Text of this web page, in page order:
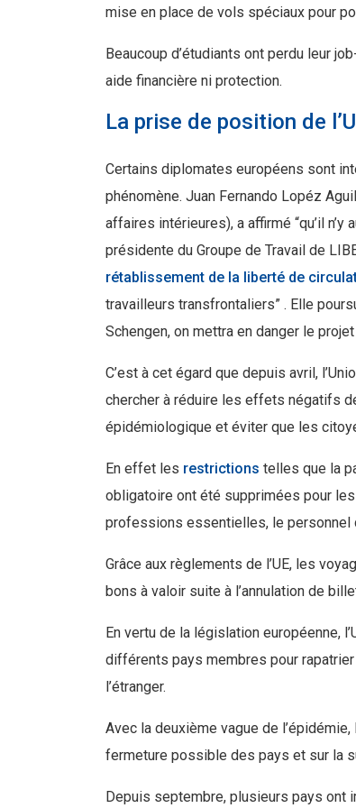
mise en place de vols spéciaux pour
Beaucoup d’étudiants ont perdu leur
aide financière ni protection.
La prise de position de
Certains diplomates européens sont
phénomène. Juan Fernando Lopéz
affaires intérieures), a affirmé “qu’il n’y
présidente du Groupe de Travail de
rétablissement de la liberté de
travailleurs transfrontaliers” . Elle
Schengen, on mettra en danger le projet
C’est à cet égard que depuis avril,
chercher à réduire les effets négatifs
épidémiologique et éviter que les
En effet les restrictions telles que la
obligatoire ont été supprimées pour
professions essentielles, le personnel
Grâce aux règlements de l’UE, les
bons à valoir suite à l’annulation de
En vertu de la législation européenne,
différents pays membres pour
l’étranger.
Avec la deuxième vague de l’épidémie,
fermeture possible des pays et sur la
Depuis septembre, plusieurs pays